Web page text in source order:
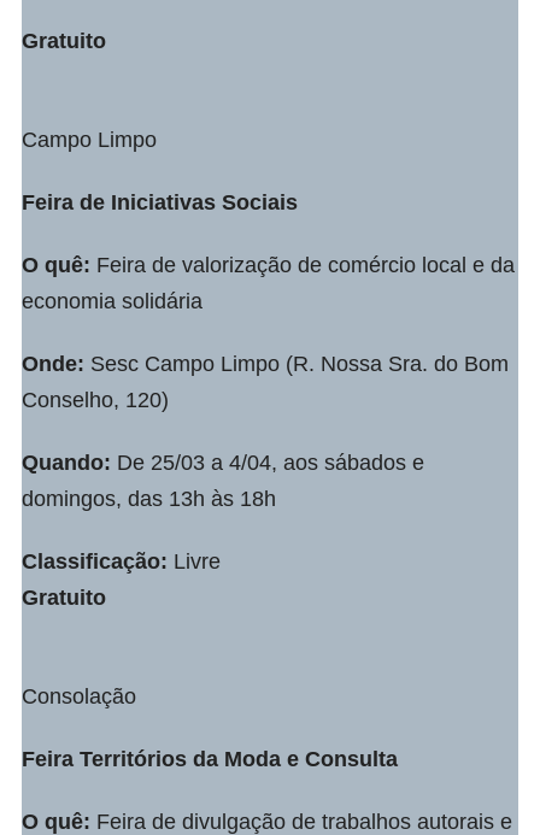
Gratuito
Campo Limpo
Feira de Iniciativas Sociais
O quê: Feira de valorização de comércio local e da
economia solidária
Onde: Sesc Campo Limpo (R. Nossa Sra. do Bom
Conselho, 120)
Quando: De 25/03 a 4/04, aos sábados e
domingos, das 13h às 18h
Classificação: Livre
Gratuito
Consolação
Feira Territórios da Moda e Consulta
O quê: Feira de divulgação de trabalhos autorais e